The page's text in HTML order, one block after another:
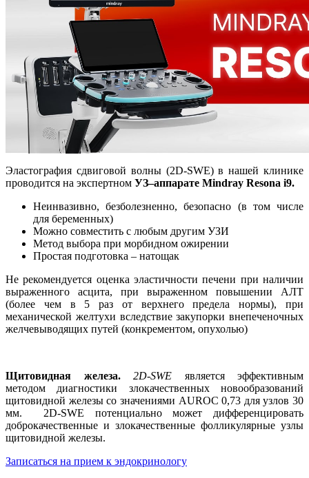
Эластография сдвиговой волны (2D-SWE) в нашей клинике
проводится на экспертном УЗ–аппарате Mindray Resona i9.
Неинвазивно, безболезненно, безопасно (в том числе
для беременных)
Можно совместить с любым другим УЗИ
Метод выбора при морбидном ожирении
Простая подготовка – натощак
Не рекомендуется оценка эластичности печени при наличии
выраженного асцита, при выраженном повышении АЛТ
(более чем в 5 раз от верхнего предела нормы), при
механической желтухи вследствие закупорки внепеченочных
желчевыводящих путей (конкрементом, опухолью)
Щитовидная железа. 2D-SWE является эффективным
методом диагностики злокачественных новообразований
щитовидной железы со значениями AUROC 0,73 для узлов 30
мм. 2D-SWE потенциально может дифференцировать
доброкачественные и злокачественные фолликулярные узлы
щитовидной железы.
Записаться на прием к эндокринологу